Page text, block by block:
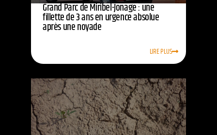
Grand Parc de Miribel-Jonage : une
fillette de 3 ans en urgence absolue
après une noyade
LIRE PLUS